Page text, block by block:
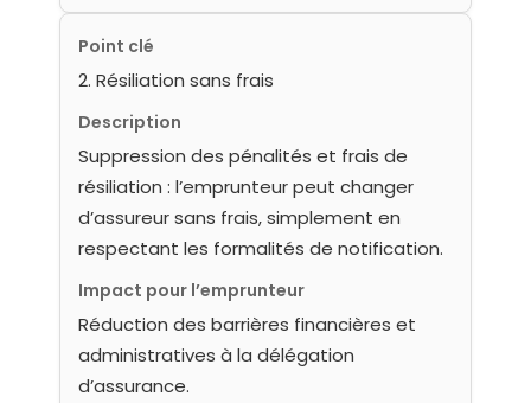
Point clé
2. Résiliation sans frais
Description
Suppression des pénalités et frais de
résiliation : l’emprunteur peut changer
d’assureur sans frais, simplement en
respectant les formalités de notification.
Impact pour l’emprunteur
Réduction des barrières financières et
administratives à la délégation
d’assurance.